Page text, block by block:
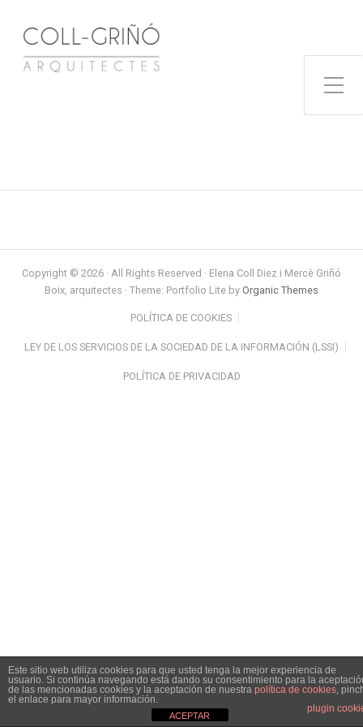
Toggle Side Menu
Copyright © 2026 · All Rights Reserved · Elena Coll Diez i Mercè Griñó
Boix, arquitectes · Theme: Portfolio Lite by Organic Themes
POLÍTICA DE COOKIES
LEY DE LOS SERVICIOS DE LA SOCIEDAD DE LA INFORMACIÓN (LSSI)
POLÍTICA DE PRIVACIDAD
Este sitio web utiliza cookies para que usted tenga la mejor experiencia de
usuario. Si continúa navegando está dando su consentimiento para la
de las mencionadas cookies y la aceptación de nuestra política de cookies,
el enlace para mayor información.
plugin
ACEPTAR